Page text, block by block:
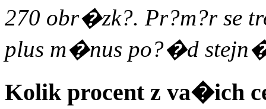
270 obr�zk?. Pr?m?r se
plus m�nus po?�d
Kolik procent z va�ich